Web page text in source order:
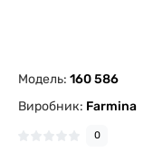
Модель: 160 586
Виробник: Farmina
0